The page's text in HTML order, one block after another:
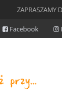
ZAPRASZAMY
Facebook